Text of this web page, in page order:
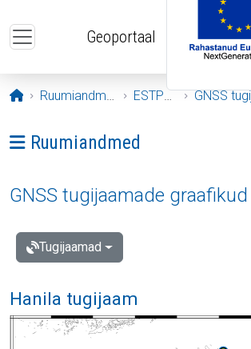
Geoportaal
Avaleht
Ruumiandmed ESTPOS GNSS
Ava menüü: Ruumiandmed
Ruumiandmed
GNSS tugijaamade graafikud
Tugijaamad
Hanila tugijaam